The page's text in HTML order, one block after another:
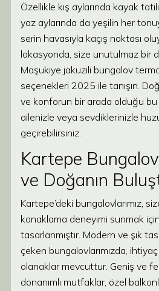
Özellikle kış aylarında kayak
yaz aylarında da yeşilin her
serin havasıyla kaçış noktası
lokasyonda, size unutulmaz bir
Maşukiye jakuzili bungalov
seçenekleri 2025 ile tanışın.
ve konforun bir arada olduğu
ailenizle veya sevdiklerinizle
geçirebilirsiniz.
Kartepe
ve Doğanın
Kartepe’deki bungalovlarımız,
konaklama deneyimi sunmak
tasarlanmıştır. Modern ve şık
çeken bungalovlarımızda,
olanaklar mevcuttur. Geniş ve
donanımlı mutfaklar, özel